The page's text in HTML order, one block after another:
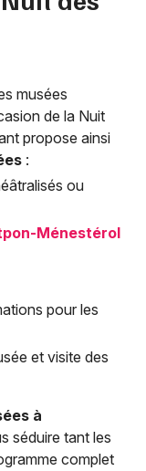
musées
de la Nuit
propose ainsi
:
ou
Ménestérol
pour les
et visite des
à
séduire tant les
complet